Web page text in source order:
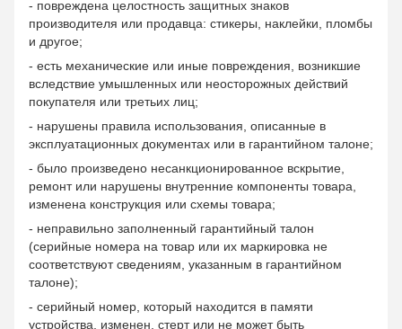
- повреждена целостность защитных знаков
производителя или продавца: стикеры, наклейки, пломбы
и другое;
- есть механические или иные повреждения, возникшие
вследствие умышленных или неосторожных действий
покупателя или третьих лиц;
- нарушены правила использования, описанные в
эксплуатационных документах или в гарантийном талоне;
- было произведено несанкционированное вскрытие,
ремонт или нарушены внутренние компоненты товара,
изменена конструкция или схемы товара;
- неправильно заполненный гарантийный талон
(серийные номера на товар или их маркировка не
соответствуют сведениям, указанным в гарантийном
талоне);
- серийный номер, который находится в памяти
устройства, изменен, стерт или не может быть